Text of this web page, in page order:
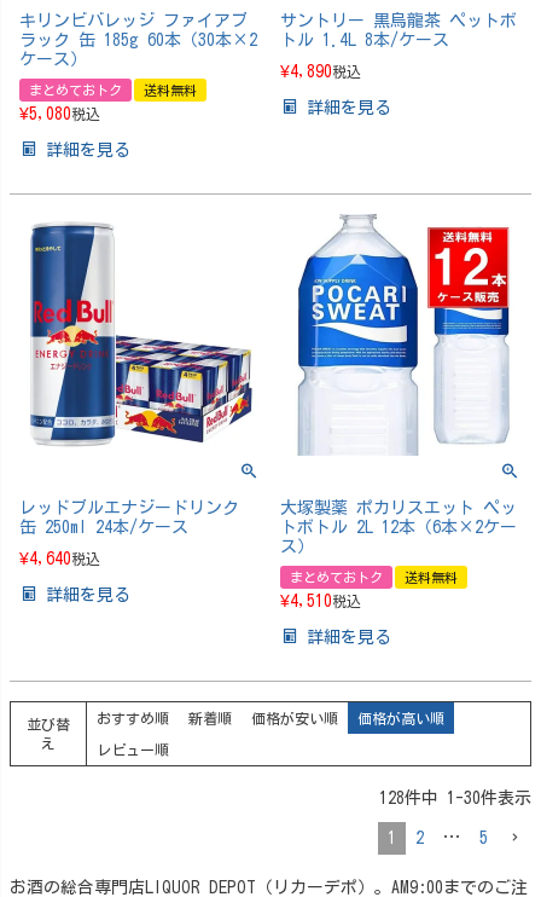
キリンビバレッジ ファイアブ
ラック 缶 185g 60本（30本×2
ケース）
まとめておトク 送料無料
¥5,080税込
詳細を見る
サントリー 黒烏龍茶 ペットボ
トル 1.4L 8本/ケース
¥4,890税込
詳細を見る
レッドブルエナジードリンク
缶 250ml 24本/ケース
¥4,640税込
詳細を見る
大塚製薬 ポカリスエット ペッ
トボトル 2L 12本（6本×2ケー
ス）
まとめておトク 送料無料
¥4,510税込
詳細を見る
並び替
え
おすすめ順 新着順 価格が安い順 価格が高い順
レビュー順
128件中 1 -30件表示
1 2 … 5
お酒の総合専門店LIQUOR DEPOT（リカーデポ）。AM9:00までのご注